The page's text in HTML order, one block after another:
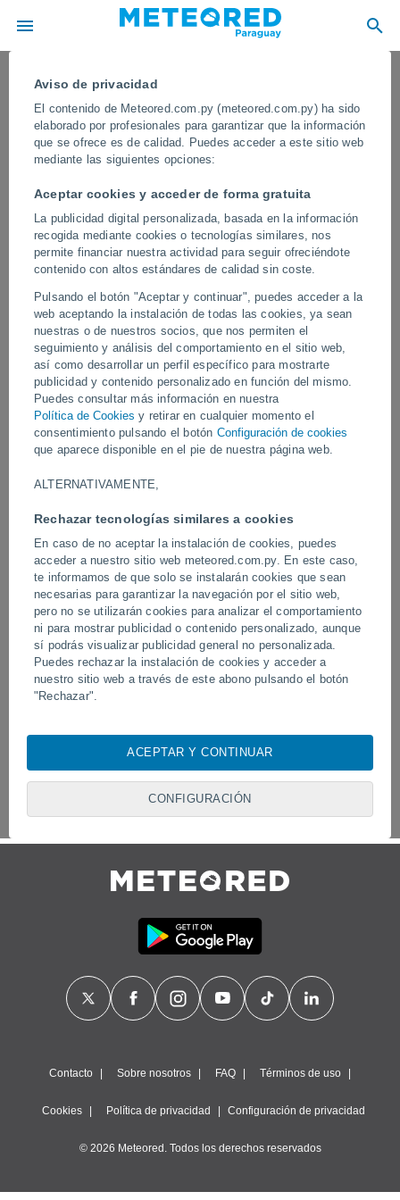
Aviso de privacidad
El contenido de Meteored.com.py (meteored.com.py) ha sido
elaborado por profesionales para garantizar que la información
que se ofrece es de calidad. Puedes acceder a este sitio web
mediante las siguientes opciones:
Aceptar cookies y acceder de forma gratuita
La publicidad digital personalizada, basada en la información
recogida mediante cookies o tecnologías similares, nos
permite financiar nuestra actividad para seguir ofreciéndote
contenido con altos estándares de calidad sin coste.
Pulsando el botón "Aceptar y continuar", puedes acceder a la
web aceptando la instalación de todas las cookies, ya sean
nuestras o de nuestros socios, que nos permiten el
seguimiento y análisis del comportamiento en el sitio web,
así como desarrollar un perfil específico para mostrarte
publicidad y contenido personalizado en función del mismo.
Puedes consultar más información en nuestra
Política de Cookies y retirar en cualquier momento el
consentimiento pulsando el botón Configuración de cookies
que aparece disponible en el pie de nuestra página web.
ALTERNATIVAMENTE,
Rechazar tecnologías similares a cookies
En caso de no aceptar la instalación de cookies, puedes
acceder a nuestro sitio web meteored.com.py. En este caso,
te informamos de que solo se instalarán cookies que sean
necesarias para garantizar la navegación por el sitio web,
pero no se utilizarán cookies para analizar el comportamiento
ni para mostrar publicidad o contenido personalizado, aunque
sí podrás visualizar publicidad general no personalizada.
Puedes rechazar la instalación de cookies y acceder a
nuestro sitio web a través de este abono pulsando el botón
"Rechazar".
almacenar, acceder y procesar datos personales como su
visita en este sitio web, las direcciones IP y los
identificadores de cookies. Es posible que algunos
puede retirar su consentimiento u oponerse al tratamiento de
Política de Cookiesen este sitio web.
tratamiento de datos:
Almacenar la información en un dispositivo y/o acceder a
básicos, crear perfiles para publicidad personalizada, utilizar
perfiles para seleccionar la publicidad personalizada, crear un
perfil para personalizar el contenido, uso de perfiles para la
comprender al público a través de estadísticas o a través de
desarrollo y mejora de los servicios, uso de datos limitados
Datos de localización geográfica precisa e identificación
ACEPTAR Y CONTINUAR
CONFIGURACIÓN
¡Una gran manga marina aparece
frente a las costas de La Habana,
Cuba! El fenómeno sorprendió a los
vecinos
El fenómeno, visible desde varios puntos de la ciudad, generó
sorpresa y alarma, pero sin tocar tierra ni causar daño alguno.
Vídeos
Tornados y lluvias torrenciales en
Pelotas, Brasil.
Un rayo impactó en un
Síguenos
Contacto Sobre nosotros FAQ Términos de uso
Cookies Política de privacidad Configuración de privacidad
© 2026 Meteored. Todos los derechos reservados